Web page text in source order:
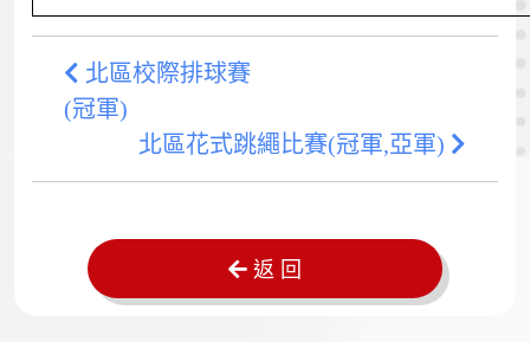
北區校際排球賽
(冠軍)
北區花式跳繩比賽(冠軍,亞軍)
返 回